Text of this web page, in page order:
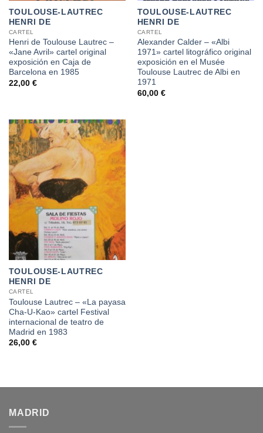
TOULOUSE-LAUTREC
HENRI DE
CARTEL
Henri de Toulouse Lautrec –
«Jane Avril» cartel original
exposición en Caja de
Barcelona en 1985
22,00 €
TOULOUSE-LAUTREC
HENRI DE
CARTEL
Alexander Calder – «Albi
1971» cartel litográfico original
exposición en el Musée
Toulouse Lautrec de Albi en
1971
60,00 €
TOULOUSE-LAUTREC
HENRI DE
CARTEL
Toulouse Lautrec – «La payasa
Cha-U-Kao» cartel Festival
internacional de teatro de
Madrid en 1983
26,00 €
MADRID